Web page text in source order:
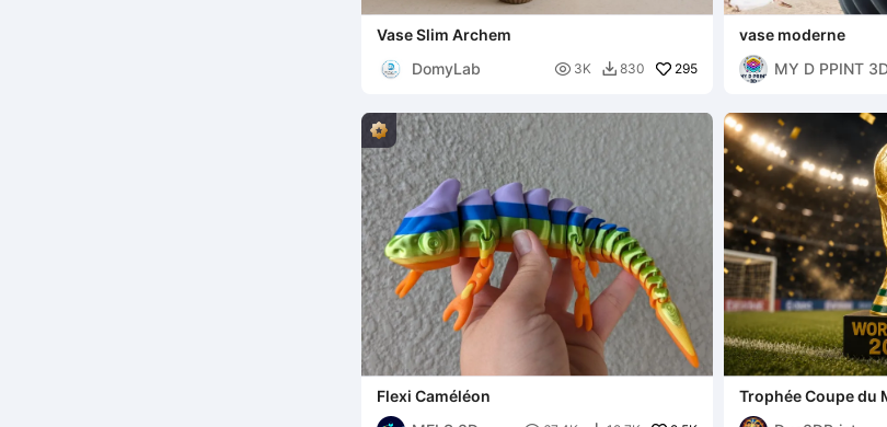
Vase Slim Archem
DomyLab
 3K  830 295
vase moderne
MY D PPINT
Flexi Caméléon
Trophée Coupe du
du Champion de